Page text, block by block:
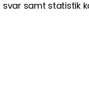
svar samt statistik